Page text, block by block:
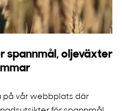
spannmål, oljeväxter
på vår webbplats där